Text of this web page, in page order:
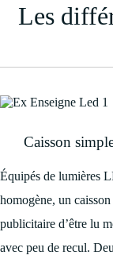
Les
Caisson
Équipés de lumières
homogène, un
publicitaire d’être lu
avec peu de recul.